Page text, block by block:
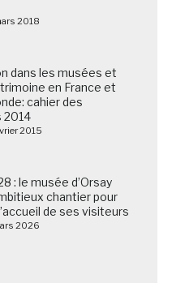
2018
dans les musées et
en France et
cahier des
2014
2015
: le musée d’Orsay
chantier pour
de ses visiteurs
2026